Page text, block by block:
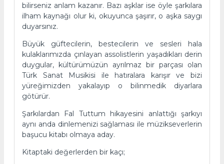
bilirseniz anlam kazanır. Bazı aşklar ise öyle şarkılara
ilham kaynağı olur ki, okuyunca şaşırır, o aşka saygı
duyarsınız.
Büyük güftecilerin, bestecilerin ve sesleri hala
kulaklarımızda çınlayan assolistlerin yaşadıkları derin
duygular, kültürümüzün ayrılmaz bir parçası olan
Türk Sanat Musikisi ile hatıralara karışır ve bizi
yüreğimizden yakalayıp o bilinmedik diyarlara
götürür.
Şarkılardan Fal Tuttum hikayesini anlattığı şarkıyı
aynı anda dinlemenizi sağlaması ile müzikseverlerin
başucu kitabı olmaya aday.
Kitaptaki değerlerden bir kaçı;